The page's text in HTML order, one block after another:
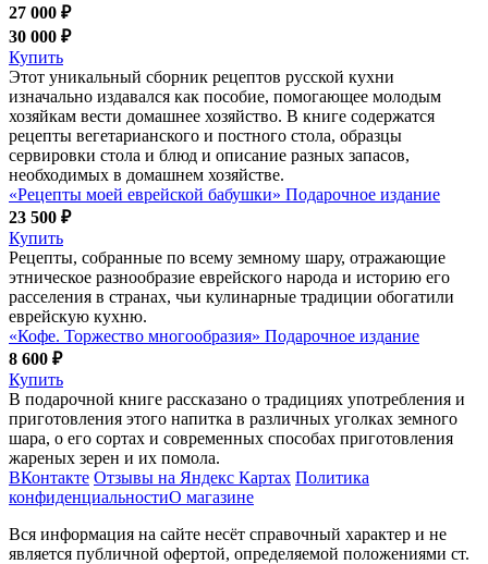
27 000 ₽
30 000 ₽
Купить
Этот уникальный сборник рецептов русской кухни
изначально издавался как пособие, помогающее молодым
хозяйкам вести домашнее хозяйство. В книге содержатся
рецепты вегетарианского и постного стола, образцы
сервировки стола и блюд и описание разных запасов,
необходимых в домашнем хозяйстве.
«Рецепты моей еврейской бабушки» Подарочное издание
23 500 ₽
Купить
Рецепты, собранные по всему земному шару, отражающие
этническое разнообразие еврейского народа и историю его
расселения в странах, чьи кулинарные традиции обогатили
еврейскую кухню.
«Кофе. Торжество многообразия» Подарочное издание
8 600 ₽
Купить
В подарочной книге рассказано о традициях употребления и
приготовления этого напитка в различных уголках земного
шара, о его сортах и современных способах приготовления
жареных зерен и их помола.
ВКонтакте Отзывы на Яндекс Картах Политика
конфиденциальностиО магазине
Вся информация на сайте несёт справочный характер и не
является публичной офертой, определяемой положениями ст.